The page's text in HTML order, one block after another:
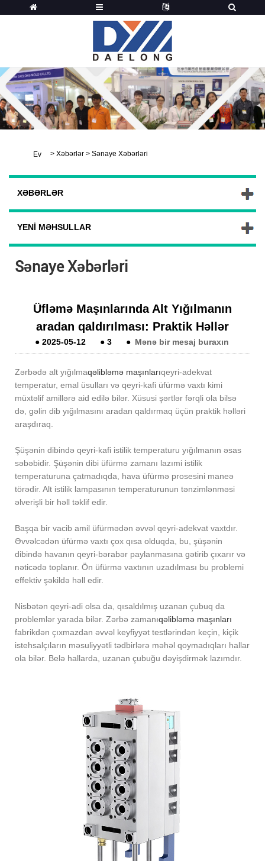
Ev > Xəbərlər > Sənaye Xəbərləri
XƏBƏRLƏR
YENI MƏHSULLAR
Sənaye Xəbərləri
Üfləmə Maşınlarında Alt Yığılmanın
aradan qaldırılması: Praktik Həllər
● 2025-05-12 ● 3 ● Mənə bir mesaj buraxın
Zərbədə alt yığılmaqəlibləmə maşınlarıqeyri-adekvat
temperatur, emal üsulları və qeyri-kafi üfürmə vaxtı kimi
müxtəlif amillərə aid edilə bilər. Xüsusi şərtlər fərqli ola bilsə
də, gəlin dib yığılmasını aradan qaldırmaq üçün praktik həlləri
araşdıraq.
Şüşənin dibində qeyri-kafi istilik temperaturu yığılmanın əsas
səbəbidir. Şüşənin dibi üfürmə zamanı lazımi istilik
temperaturuna çatmadıqda, hava üfürmə prosesini maneə
törədir. Alt istilik lampasının temperaturunun tənzimlənməsi
əlverişli bir həll təklif edir.
Başqa bir vacib amil üfürmədən əvvəl qeyri-adekvat vaxtdır.
Əvvəlcədən üfürmə vaxtı çox qısa olduqda, bu, şüşənin
dibində havanın qeyri-bərabər paylanmasına gətirib çıxarır və
nəticədə toplanır. Ön üfürmə vaxtının uzadılması bu problemi
effektiv şəkildə həll edir.
Nisbətən qeyri-adi olsa da, qısaldılmış uzanan çubuq da
problemlər yarada bilər. Zərbə zamanıqəlibləmə maşınları
fabrikdən çıxmazdan əvvəl keyfiyyət testlərindən keçin, kiçik
istehsalçıların məsuliyyətli tədbirlərə məhəl qoymadıqları hallar
ola bilər. Belə hallarda, uzanan çubuğu dəyişdirmək lazımdır.